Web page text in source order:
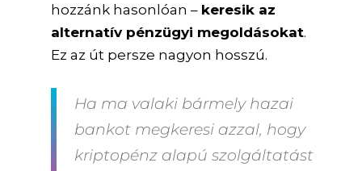
hozzánk hasonlóan – keresik az
alternatív pénzügyi megoldásokat.
Ez az út persze nagyon hosszú.
Ha ma valaki bármely hazai
bankot megkeresi azzal, hogy
kriptopénz alapú szolgáltatást